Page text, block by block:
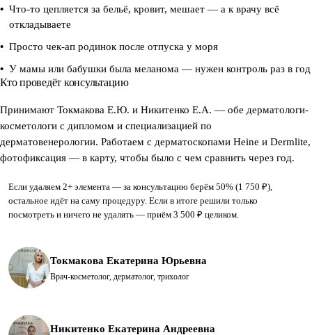
Что-то цепляется за бельё, кровит, мешает — а к врачу всё
откладываете
Просто чек-ап родинок после отпуска у моря
У мамы или бабушки была меланома — нужен контроль раз в год
Кто проведёт консультацию
Принимают Токмакова Е.Ю. и Никитенко Е.А. — обе дерматологи-
косметологи с дипломом и специализацией по
дерматовенерологии. Работаем с дерматоскопами Heine и Dermlite,
фотофиксация — в карту, чтобы было с чем сравнить через год.
Если удаляем 2+ элемента — за консультацию берём 50% (1 750 ₽),
остальное идёт на саму процедуру. Если в итоге решили только
посмотреть и ничего не удалять — приём 3 500 ₽ целиком.
Токмакова Екатерина Юрьевна
Врач-косметолог, дерматолог, трихолог
Никитенко Екатерина Андреевна